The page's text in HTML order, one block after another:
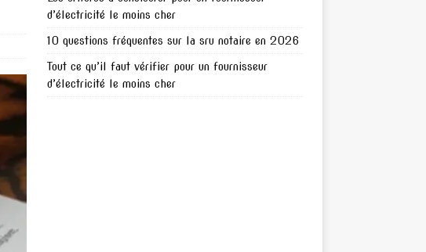
d’électricité le moins cher
10 questions fréquentes sur la sru notaire en 2026
Tout ce qu’il faut vérifier pour un fournisseur
d’électricité le moins cher